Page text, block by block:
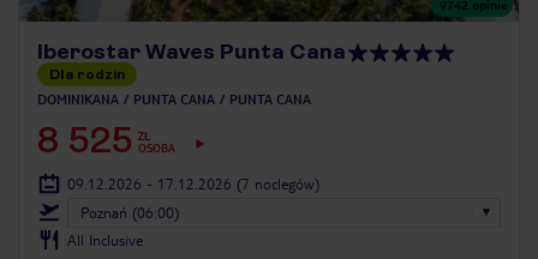
9742 opinie
Iberostar Waves Punta Cana
Dla rodzin
DOMINIKANA PUNTA CANA PUNTA CANA
8 525 ZŁ
OSOBA
09.12.2026 - 17.12.2026 (7 noclegów)
Poznań (06:00)
All Inclusive